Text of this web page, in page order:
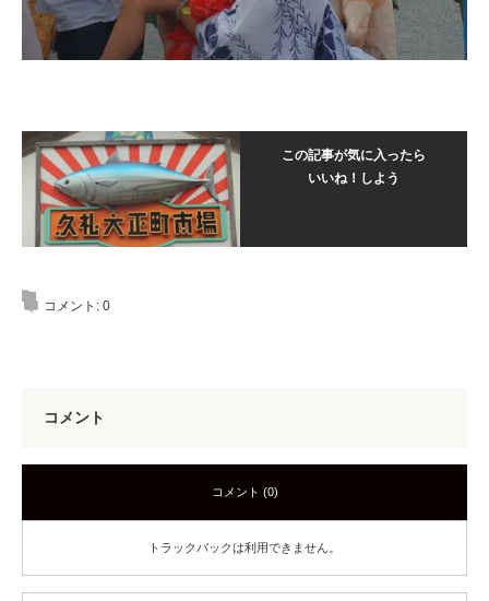
この記事が気に入ったら
いいね！しよう
コメント: 0
コメント
コメント (0)
トラックバックは利用できません。